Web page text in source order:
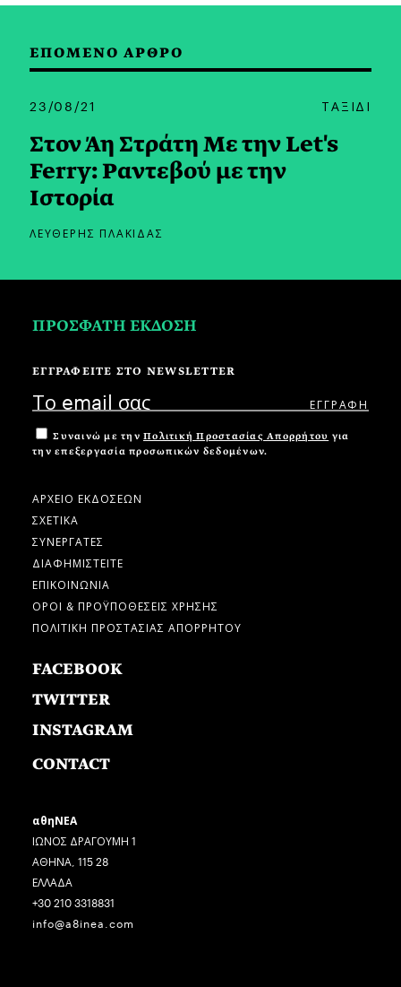
ΕΠΟΜΕΝΟ ΑΡΘΡΟ
23/08/21 ΤΑΞΙΔΙ
Στον Άη Στράτη Με την Let's
Ferry: Ραντεβού με την
Iστορία
ΛΕΥΘΕΡΗΣ ΠΛΑΚΙΔΑΣ
ΠΡΟΣΦΑΤΗ ΕΚΔΟΣΗ
ΕΓΓΡΑΦΕΙΤΕ ΣΤΟ NEWSLETTER
Συναινώ με την Πολιτική Προστασίας Απορρήτου για
την επεξεργασία προσωπικών δεδομένων.
ΑΡΧΕΙΟ ΕΚΔΟΣΕΩΝ
ΣΧΕΤΙΚΑ
ΣΥΝΕΡΓΑΤΕΣ
ΔΙΑΦΗΜΙΣΤΕΙΤΕ
ΕΠΙΚΟΙΝΩΝΙΑ
ΟΡΟΙ & ΠΡΟΫΠΟΘΕΣΕΙΣ ΧΡΗΣΗΣ
ΠΟΛΙΤΙΚΗ ΠΡΟΣΤΑΣΙΑΣ ΑΠΟΡΡΗΤΟΥ
FACEBOOK
TWITTER
INSTAGRAM
CONTACT
αθηΝΕΑ
ΙΩΝΟΣ ΔΡΑΓΟΥΜΗ 1
ΑΘΗΝΑ, 115 28
ΕΛΛΑΔΑ
+30 210 3318831
info@a8inea.com